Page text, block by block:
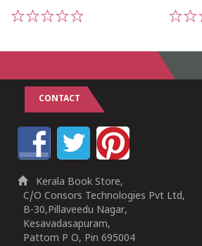
CONTACT
Kerala Book Store,
C/O Consors Technologies Pvt Ltd,
B-30,Pillaveedu Nagar,
Kesavadasapuram,
Pattom P O, Pin 695004